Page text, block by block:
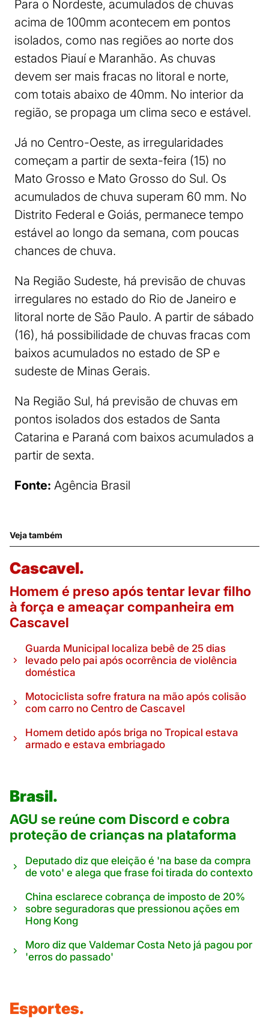
Para o Nordeste, acumulados de chuvas
acima de 100mm acontecem em pontos
isolados, como nas regiões ao norte dos
estados Piauí e Maranhão. As chuvas
devem ser mais fracas no litoral e norte,
com totais abaixo de 40mm. No interior da
região, se propaga um clima seco e estável.
Já no Centro-Oeste, as irregularidades
começam a partir de sexta-feira (15) no
Mato Grosso e Mato Grosso do Sul. Os
acumulados de chuva superam 60 mm. No
Distrito Federal e Goiás, permanece tempo
estável ao longo da semana, com poucas
chances de chuva.
Na Região Sudeste, há previsão de chuvas
irregulares no estado do Rio de Janeiro e
litoral norte de São Paulo. A partir de sábado
(16), há possibilidade de chuvas fracas com
baixos acumulados no estado de SP e
sudeste de Minas Gerais.
Na Região Sul, há previsão de chuvas em
pontos isolados dos estados de Santa
Catarina e Paraná com baixos acumulados a
partir de sexta.
Fonte: Agência Brasil
Veja também
Cascavel.
Homem é preso após tentar levar filho
à força e ameaçar companheira em
Cascavel
Guarda Municipal localiza bebê de 25 dias
levado pelo pai após ocorrência de violência
doméstica
Motociclista sofre fratura na mão após colisão
com carro no Centro de Cascavel
Homem detido após briga no Tropical estava
armado e estava embriagado
Brasil.
AGU se reúne com Discord e cobra
proteção de crianças na plataforma
Deputado diz que eleição é 'na base da compra
de voto' e alega que frase foi tirada do contexto
China esclarece cobrança de imposto de 20%
sobre seguradoras que pressionou ações em
Hong Kong
Moro diz que Valdemar Costa Neto já pagou por
'erros do passado'
Esportes.